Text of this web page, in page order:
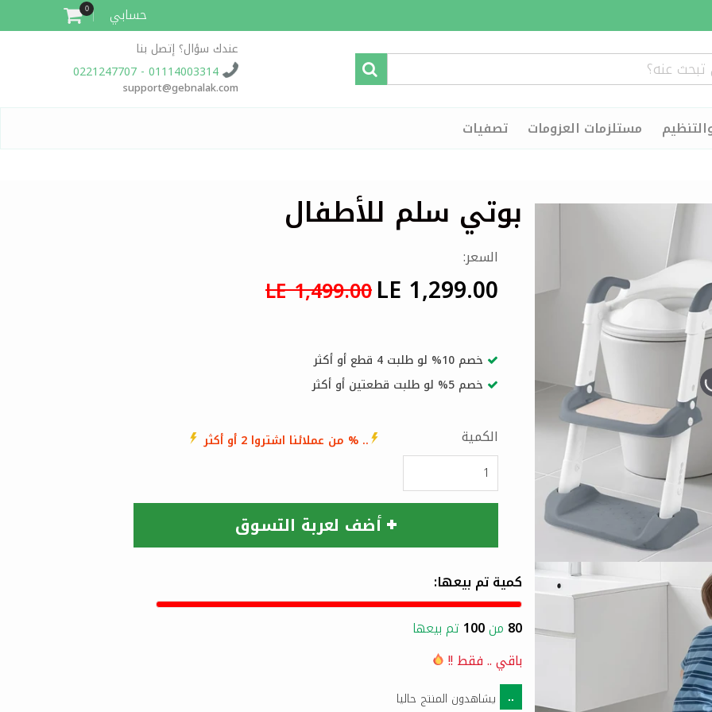
حسابي 0
عندك سؤال؟ إتصل بنا
01114003314 - 0221247707
support@gebnalak.com
مستلزمات العزومات تصفيات
بوتي سلم للأطفال
السعر:
LE 1,299.00
LE 1,499.00
خصم 10% لو طلبت 4 قطع أو أكثر
خصم 5% لو طلبت قطعتين أو أكثر
الكمية .. % من عملائنا اشتروا 2 أو أكثر
أضف لعربة التسوق
كمية تم بيعها:
80 من100 تم بيعها
باقي..فقط !!
.. يشاهدون المنتج حاليا